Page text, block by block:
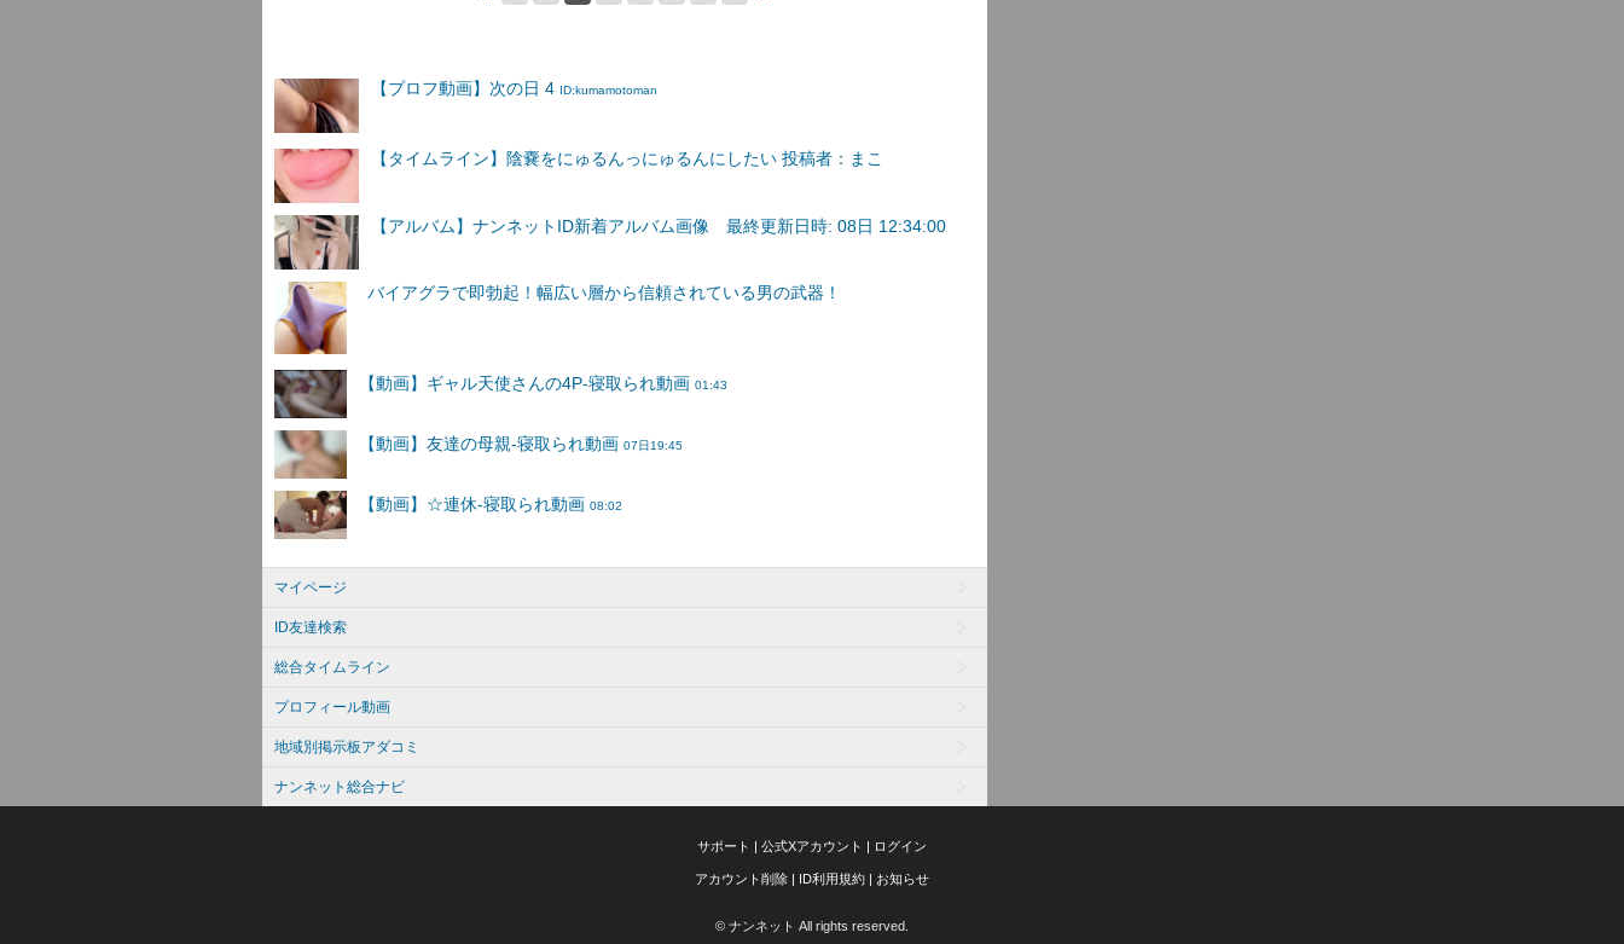
【プロフ動画】次の日 4 ID:kumamotoman
【タイムライン】陰嚢をにゅるんっにゅるんにしたい 投稿者：まこ
【アルバム】ナンネットID新着アルバム画像 最終更新日時: 08日 12:34:00
マイページ
ID友達検索
総合タイムライン
プロフィール動画
地域別掲示板アダコミ
ナンネット総合ナビ
サポート | 公式Xアカウント | ログイン
アカウント削除 | ID利用規約 | お知らせ
© ナンネット All rights reserved.